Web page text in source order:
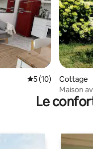
Évaluation
5 (10)
Cottage
Maison
Coruña
Le